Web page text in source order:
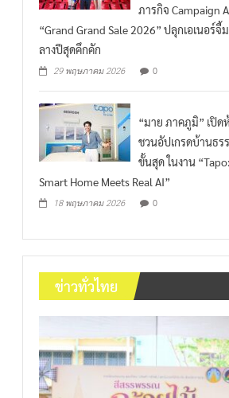
ภารกิจ Campaign
“Grand Grand Sale 2026” ปลุกเอเนอร์
ลางปีสุดคึกคัก
29 พฤษภาคม 2026 0
“มาย ภาคภูมิ” เปิ
ชวนอัปเกรดบ้านธร
ขั้นสุด ในงาน
Smart Home Meets Real AI”
18 พฤษภาคม 2026 0
ข่าวทั่วไทย